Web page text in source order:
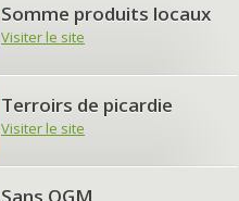
Somme produits locaux
Visiter le site
Terroirs de picardie
Visiter le site